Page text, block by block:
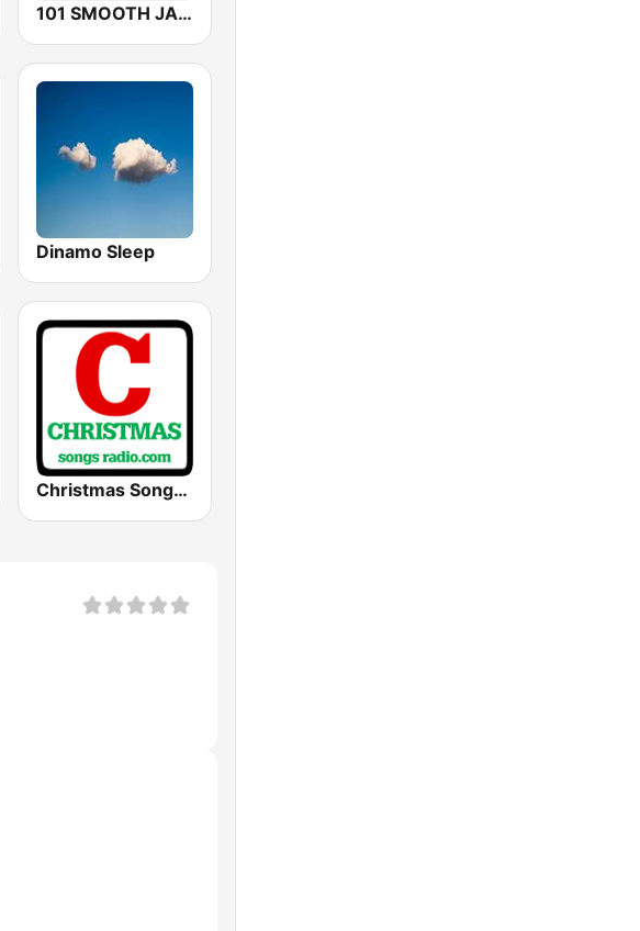
101 SMOOTH JAZZ
Dinamo Sleep
Christmas Songs Radio